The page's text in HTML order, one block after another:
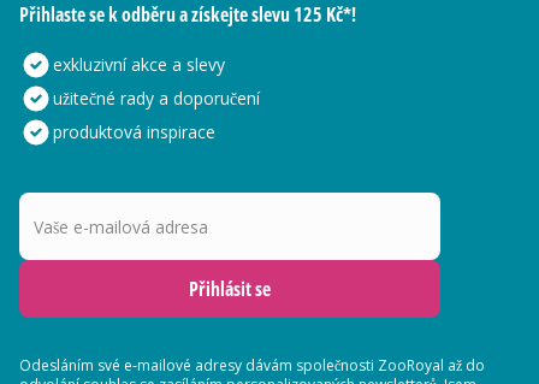
Přihlaste se k odběru a získejte slevu 125 Kč*!
exkluzivní akce a slevy
užitečné rady a doporučení
produktová inspirace
Vaše e-mailová adresa
Přihlásit se
Odesláním své e-mailové adresy dávám společnosti ZooRoyal až do